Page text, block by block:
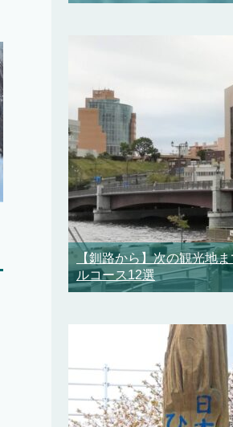
【釧路から】次の観光地
ルコース12選